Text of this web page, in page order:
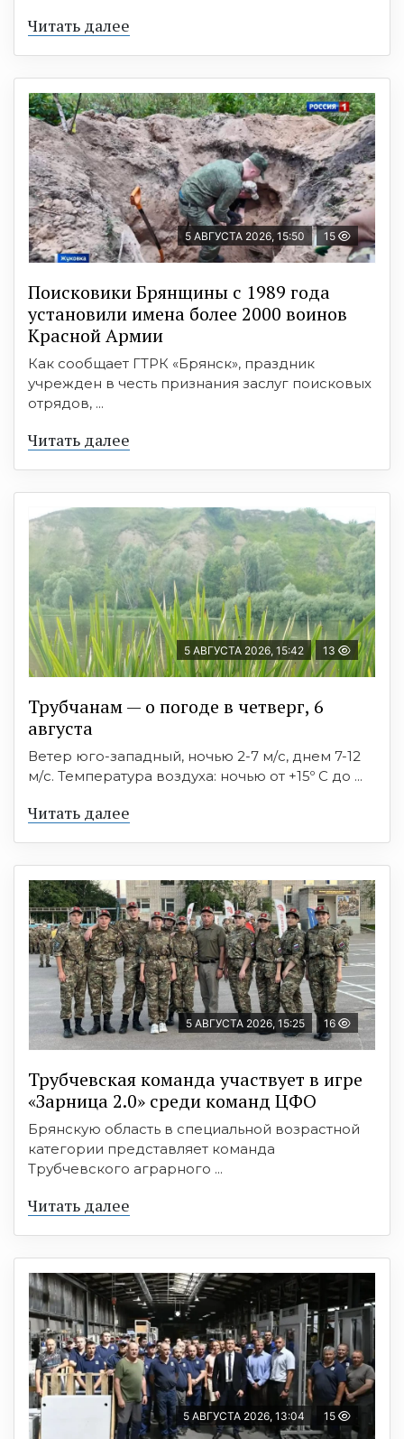
Читать далее
5 АВГУСТА 2026, 15:50 15
Поисковики Брянщины с 1989 года
установили имена более 2000 воинов
Красной Армии
Как сообщает ГТРК «Брянск», праздник
учрежден в честь признания заслуг поисковых
отрядов, ...
Читать далее
5 АВГУСТА 2026, 15:42 13
Трубчанам — о погоде в четверг, 6
августа
Ветер юго-западный, ночью 2-7 м/с, днем 7-12
м/с. Температура воздуха: ночью от +15º C до ...
Читать далее
5 АВГУСТА 2026, 15:25 16
Трубчевская команда участвует в игре
«Зарница 2.0» среди команд ЦФО
Брянскую область в специальной возрастной
категории представляет команда
Трубчевского аграрного ...
Читать далее
5 АВГУСТА 2026, 13:04 15